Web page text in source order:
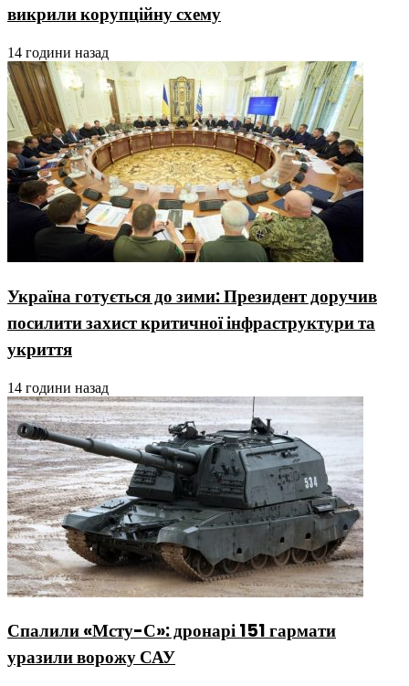
викрили корупційну схему
14 години назад
Україна готується до зими: Президент доручив
посилити захист критичної інфраструктури та
укриття
14 години назад
Спалили «Мсту-С»: дронарі 151 гармати
уразили ворожу САУ